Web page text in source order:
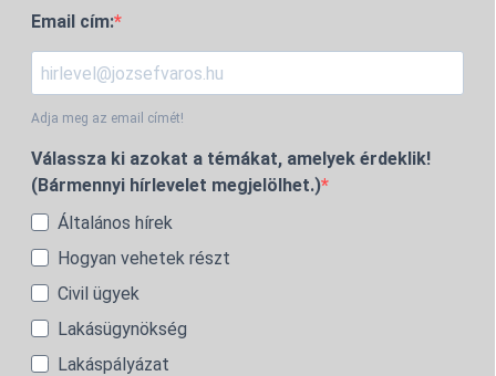
Email cím:
Adja meg az email címét!
Válassza ki azokat a témákat, amelyek érdeklik!
(Bármennyi hírlevelet megjelölhet.)
Általános hírek
Hogyan vehetek részt
Civil ügyek
Lakásügynökség
Lakáspályázat